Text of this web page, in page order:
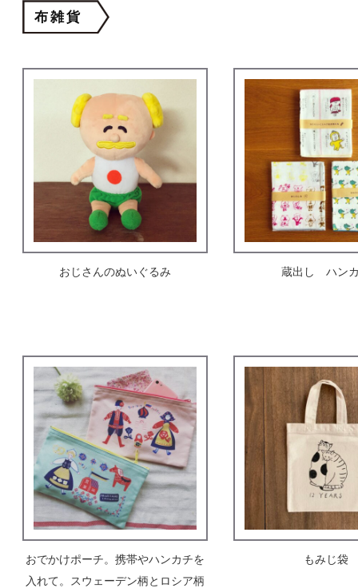
布雑貨
おじさんのぬいぐるみ 蔵出し ハン
おでかけポーチ。携帯やハンカチを
入れて。スウェーデン柄とロシア柄
もみじ袋